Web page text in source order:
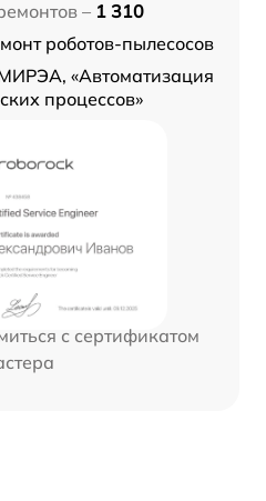
– 1 310
роботов-пылесосов
«Автоматизация
процессов»
с сертификатом